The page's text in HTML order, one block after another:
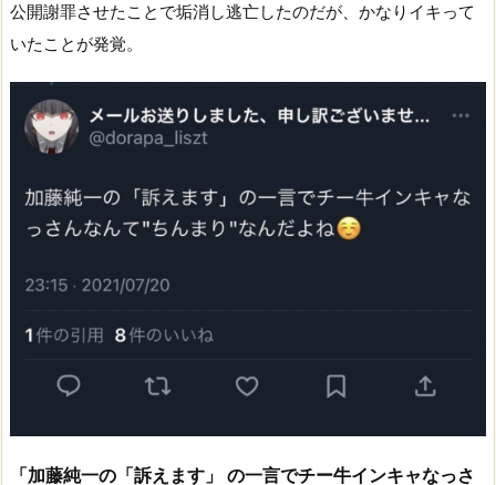
公開謝罪させたことで垢消し逃亡したのだが、かなりイキって
いたことが発覚。
「加藤純一の「訴えます」 の一言でチー牛インキャなっさ